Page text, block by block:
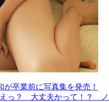
卒業前に写真集を発売！
っ？ 大丈夫かって！？ ノ